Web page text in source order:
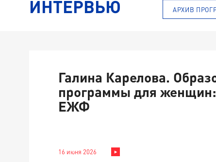
ИНТЕРВЬЮ
АРХИВ
Галина Карелова.
программы для
ЕЖФ
16 июня 2026